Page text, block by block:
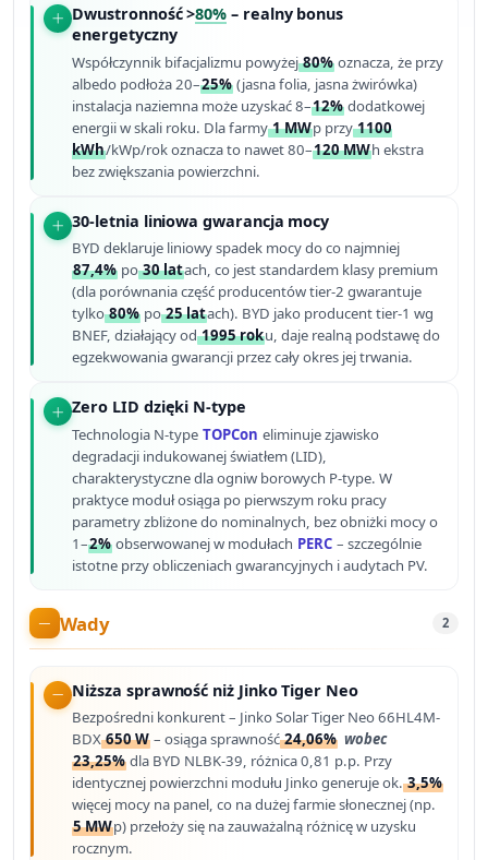
Dwustronność >80% – realny bonus
energetyczny
Współczynnik bifacjalizmu powyżej80% oznacza, że przy
albedo podłoża 20–25% (jasna folia, jasna żwirówka)
instalacja naziemna może uzyskać 8–12% dodatkowej
energii w skali roku. Dla farmy1 MWp przy1100
kWh/kWp/rok oznacza to nawet 80–120 MWh ekstra
bez zwiększania powierzchni.
30-letnia liniowa gwarancja mocy
BYD deklaruje liniowy spadek mocy do co najmniej
87,4% po30 latach, co jest standardem klasy premium
(dla porównania część producentów tier-2 gwarantuje
tylko80% po25 latach). BYD jako producent tier-1 wg
BNEF, działający od1995 roku, daje realną podstawę do
egzekwowania gwarancji przez cały okres jej trwania.
Zero LID dzięki N-type
Technologia N-type TOPCon eliminuje zjawisko
degradacji indukowanej światłem (LID),
charakterystyczne dla ogniw borowych P-type. W
praktyce moduł osiąga po pierwszym roku pracy
parametry zbliżone do nominalnych, bez obniżki mocy o
1–2% obserwowanej w modułach PERC – szczególnie
istotne przy obliczeniach gwarancyjnych i audytach PV.
Wady 2
Niższa sprawność niż Jinko Tiger Neo
Bezpośredni konkurent – Jinko Solar Tiger Neo 66HL4M-
BDX650 W – osiąga sprawność24,06% wobec
23,25% dla BYD NLBK-39, różnica 0,81 p.p. Przy
identycznej powierzchni modułu Jinko generuje ok.3,5%
więcej mocy na panel, co na dużej farmie słonecznej (np.
5 MWp) przełoży się na zauważalną różnicę w uzysku
rocznym.